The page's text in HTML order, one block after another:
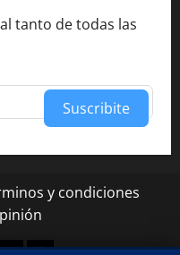
tanto de todas las
Suscribite
y condiciones
YoutubeInstagram